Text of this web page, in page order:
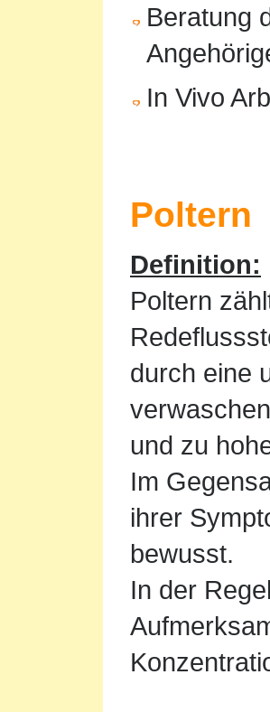
Beratung
In Vivo
Poltern
Definition:
Poltern
durch eine
und zu
Im
ihrer
bewusst.
In der